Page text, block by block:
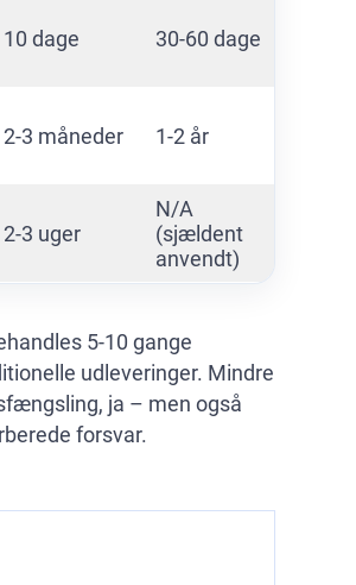
10 dage 30-60 dage
2-3 måneder 1-2 år
2-3 uger
N/A
(sjældent
anvendt)
5-10 gange
udleveringer. Mindre
ja – men også
forsvar.